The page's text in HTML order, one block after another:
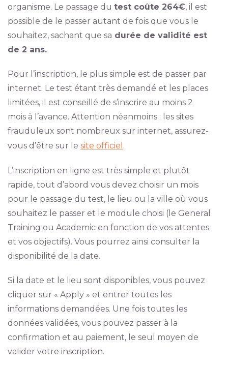
organisme. Le passage du test coûte 264€, il est
possible de le passer autant de fois que vous le
souhaitez, sachant que sa durée de validité est
de 2 ans.
Pour l’inscription, le plus simple est de passer par
internet. Le test étant très demandé et les places
limitées, il est conseillé de s’inscrire au moins 2
mois à l’avance. Attention néanmoins : les sites
frauduleux sont nombreux sur internet, assurez-
vous d’être sur le site officiel .
L’inscription en ligne est très simple et plutôt
rapide, tout d’abord vous devez choisir un mois
pour le passage du test, le lieu ou la ville où vous
souhaitez le passer et le module choisi (le General
Training ou Academic en fonction de vos attentes
et vos objectifs). Vous pourrez ainsi consulter la
disponibilité de la date.
Si la date et le lieu sont disponibles, vous pouvez
cliquer sur « Apply » et entrer toutes les
informations demandées. Une fois toutes les
données validées, vous pouvez passer à la
confirmation et au paiement, le seul moyen de
valider votre inscription.